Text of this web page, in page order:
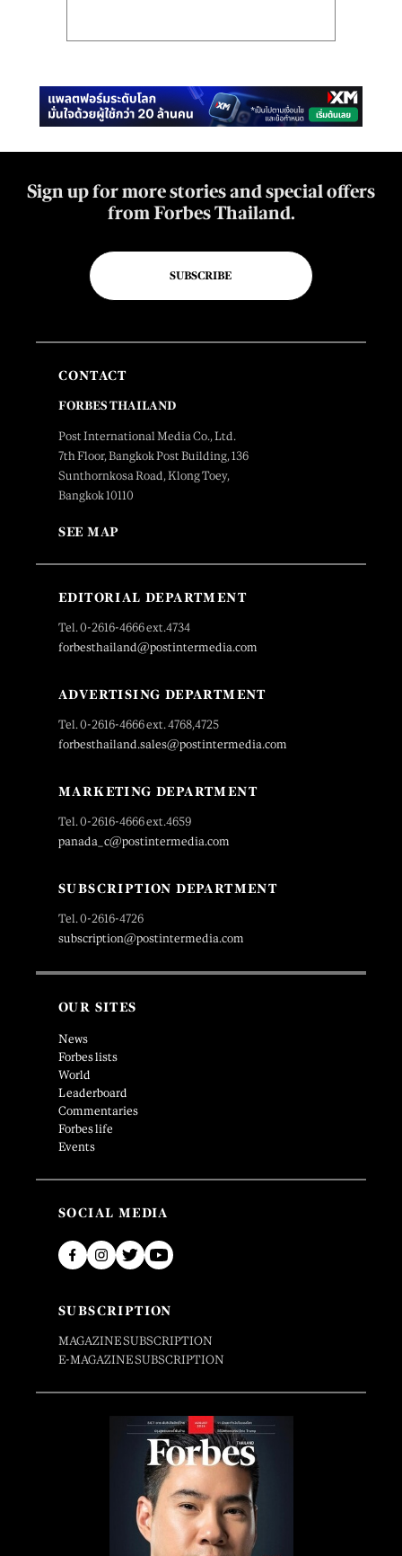
Sign up for more stories and special offers
from Forbes Thailand.
SUBSCRIBE
CONTACT
FORBES THAILAND
Post International Media Co., Ltd.
7th Floor, Bangkok Post Building, 136
Sunthornkosa Road, Klong Toey,
Bangkok 10110
SEE MAP
EDITORIAL DEPARTMENT
Tel. 0-2616-4666 ext.4734
forbesthailand@postintermedia.com
ADVERTISING DEPARTMENT
Tel. 0-2616-4666 ext. 4768,4725
forbesthailand.sales@postintermedia.com
MARKETING DEPARTMENT
Tel. 0-2616-4666 ext.4659
panada_c@postintermedia.com
SUBSCRIPTION DEPARTMENT
Tel. 0-2616-4726
subscription@postintermedia.com
OUR SITES
News
Forbes lists
World
Leaderboard
Commentaries
Forbes life
Events
SOCIAL MEDIA
SUBSCRIPTION
MAGAZINE SUBSCRIPTION
E-MAGAZINE SUBSCRIPTION